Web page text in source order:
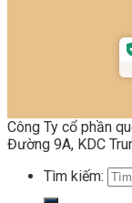
Công Ty cổ phần
Đường 9A, KDC
Tìm kiếm: